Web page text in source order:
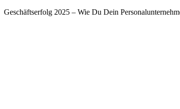
Geschäftserfolg 2025 – Wie Du Dein